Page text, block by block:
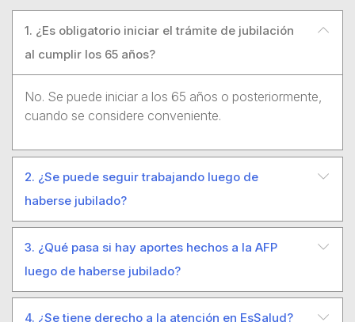
1. ¿Es obligatorio iniciar el trámite de jubilación
al cumplir los 65 años?
No. Se puede iniciar a los 65 años o posteriormente,
cuando se considere conveniente.
2. ¿Se puede seguir trabajando luego de
haberse jubilado?
3. ¿Qué pasa si hay aportes hechos a la AFP
luego de haberse jubilado?
4. ¿Se tiene derecho a la atención en EsSalud?